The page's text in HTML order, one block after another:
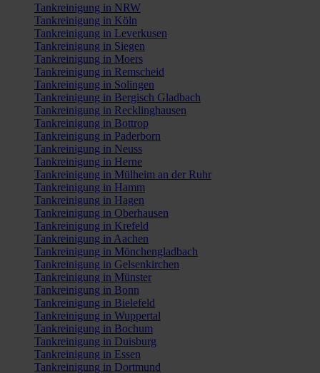
Tankreinigung in NRW
Tankreinigung in Köln
Tankreinigung in Leverkusen
Tankreinigung in Siegen
Tankreinigung in Moers
Tankreinigung in Remscheid
Tankreinigung in Solingen
Tankreinigung in Bergisch Gladbach
Tankreinigung in Recklinghausen
Tankreinigung in Bottrop
Tankreinigung in Paderborn
Tankreinigung in Neuss
Tankreinigung in Herne
Tankreinigung in Mülheim an der Ruhr
Tankreinigung in Hamm
Tankreinigung in Hagen
Tankreinigung in Oberhausen
Tankreinigung in Krefeld
Tankreinigung in Aachen
Tankreinigung in Mönchengladbach
Tankreinigung in Gelsenkirchen
Tankreinigung in Münster
Tankreinigung in Bonn
Tankreinigung in Bielefeld
Tankreinigung in Wuppertal
Tankreinigung in Bochum
Tankreinigung in Duisburg
Tankreinigung in Essen
Tankreinigung in Dortmund